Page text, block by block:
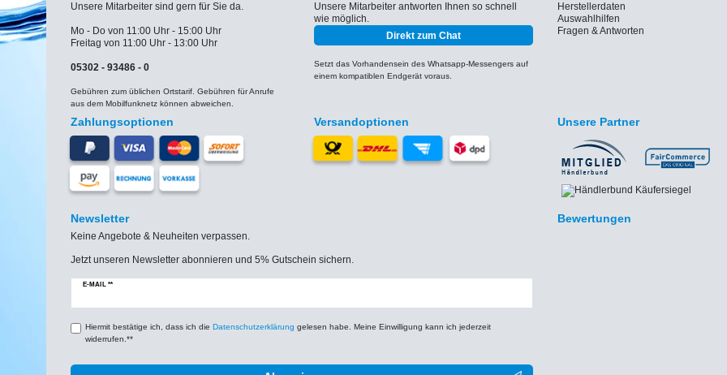
Unsere Mitarbeiter sind gern für Sie da.
Mo - Do von 11:00 Uhr - 15:00 Uhr
Freitag von 11:00 Uhr - 13:00 Uhr
05302 - 93486 - 0
Gebühren zum üblichen Ortstarif. Gebühren für Anrufe
aus dem Mobilfunknetz können abweichen.
Unsere Mitarbeiter antworten Ihnen so schnell
wie möglich.
Direkt zum Chat
Setzt das Vorhandensein des Whatsapp-Messengers auf
einem kompatiblen Endgerät voraus.
Herstellerdaten
Auswahlhilfen
Fragen & Antworten
Zahlungsoptionen Versandoptionen Unsere Partner
Newsletter
Keine Angebote & Neuheiten verpassen.
Jetzt unseren Newsletter abonnieren und 5% Gutschein sichern.
E-MAIL **
Newsletter
Hiermit bestätige ich, dass ich die Daten­schutz­erklärung gelesen habe. Meine Einwilligung kann ich jederzeit
widerrufen.**
Bewertungen